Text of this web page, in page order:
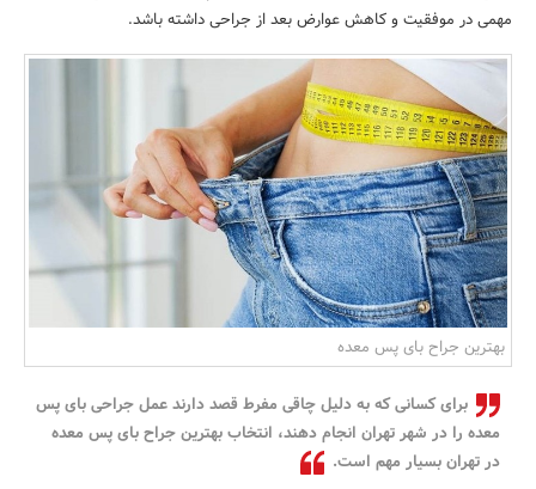
بانک، بیمه و سرمایهمهمی در موفقیت و کاهش عوارض بعد از جراحی داشته باشد.
بهترین جراح بای پس معده
برای کسانی که به دلیل چاقی مفرط قصد دارند عمل جراحی بای پس
معده را در شهر تهران انجام دهند، انتخاب بهترین جراح بای پس معده
در تهران بسیار مهم است.